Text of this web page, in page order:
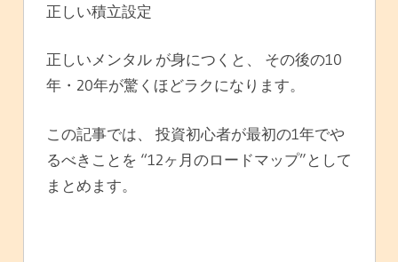
正しい積立設定
正しいメンタル が身につくと、 その後の10
年・20年が驚くほどラクになります。
この記事では、 投資初心者が最初の1年でや
るべきことを “12ヶ月のロードマップ”として
まとめます。